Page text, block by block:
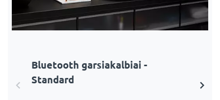
Bluetooth garsiakalbiai -
Standard
Bluetooth garsiakalbiai - Surface